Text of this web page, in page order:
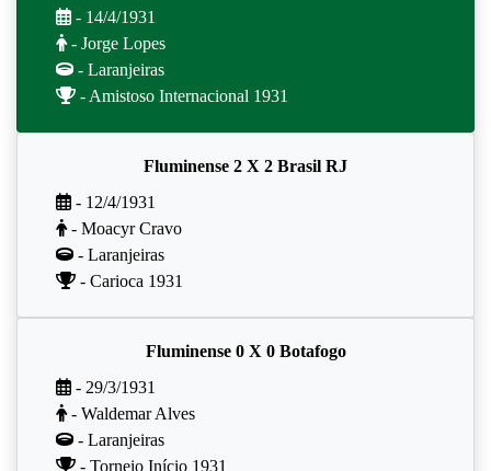
- 14/4/1931
- Jorge Lopes
- Laranjeiras
- Amistoso Internacional 1931
Fluminense 2 X 2 Brasil RJ
- 12/4/1931
- Moacyr Cravo
- Laranjeiras
- Carioca 1931
Fluminense 0 X 0 Botafogo
- 29/3/1931
- Waldemar Alves
- Laranjeiras
- Torneio Início 1931